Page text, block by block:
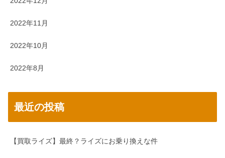
2022年11月
2022年10月
2022年8月
最近の投稿
【買取ライズ】最終？ライズにお乗り換えな件